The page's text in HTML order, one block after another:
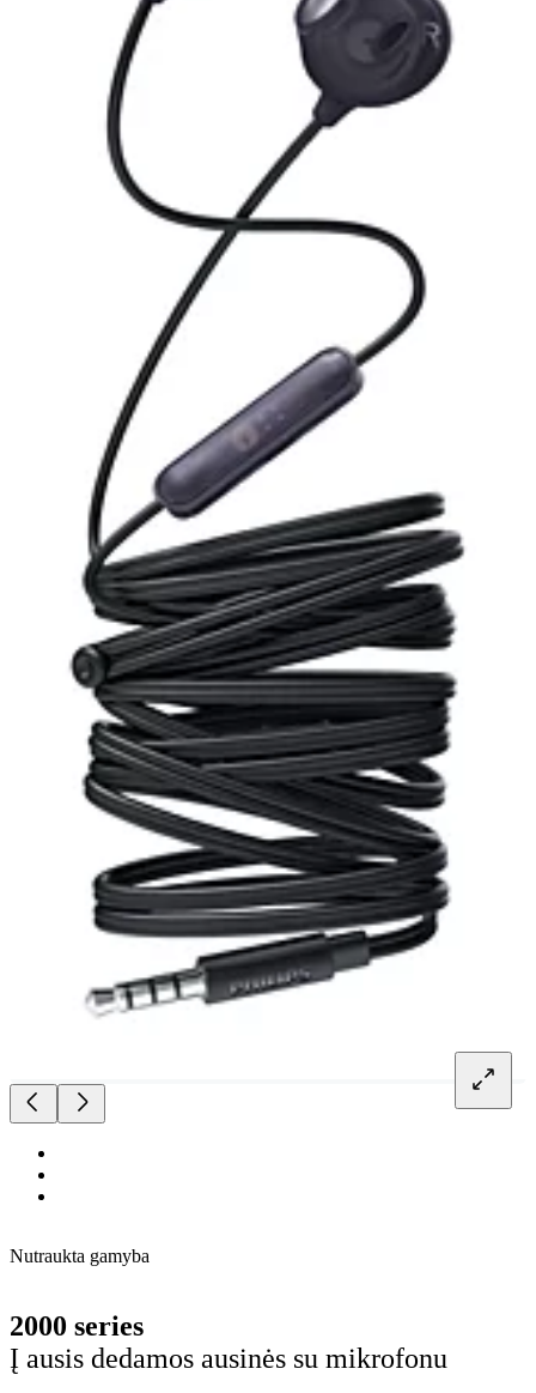
Nutraukta gamyba
2000 series
Į ausis dedamos ausinės su mikrofonu